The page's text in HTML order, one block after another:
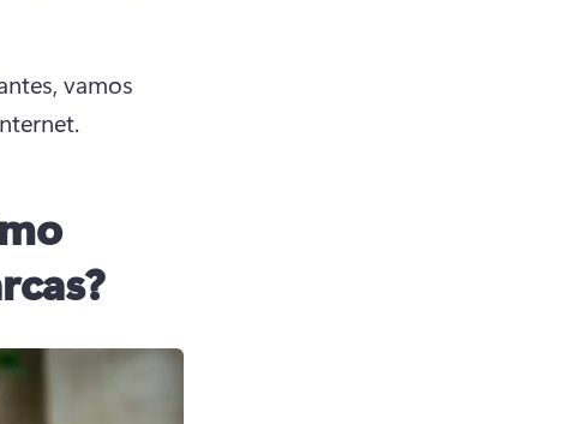
vamos